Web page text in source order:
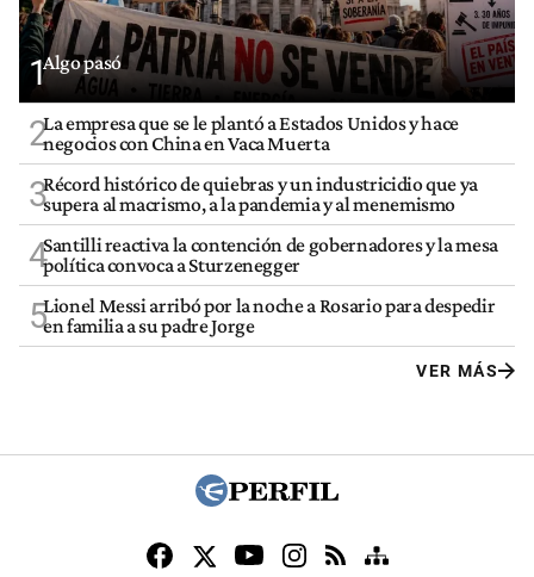
1Algo pasó
2La empresa que se le plantó a Estados Unidos y hace
negocios con China en Vaca Muerta
3Récord histórico de quiebras y un industricidio que ya
supera al macrismo, a la pandemia y al menemismo
4Santilli reactiva la contención de gobernadores y la mesa
política convoca a Sturzenegger
5Lionel Messi arribó por la noche a Rosario para despedir
en familia a su padre Jorge
VER MÁS